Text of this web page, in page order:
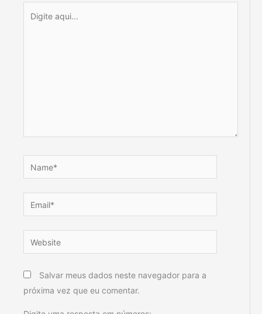
aqui...
Email*
Website
Salvar meus dados neste navegador para a
próxima vez que eu comentar.